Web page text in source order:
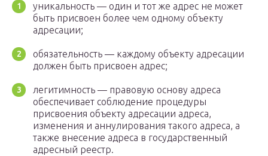
уникальность — один и тот же адрес не может
быть присвоен более чем одному объекту
адресации;
обязательность — каждому объекту адресации
должен быть присвоен адрес;
легитимность — правовую основу адреса
обеспечивает соблюдение процедуры
присвоения объекту адресации адреса,
изменения и аннулирования такого адреса, а
также внесение адреса в государственный
адресный реестр.